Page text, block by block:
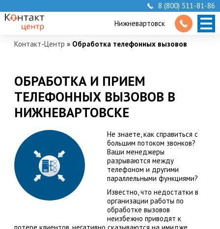
8 (800) 511-81-86
Нижневартовск
Контакт-Центр » Обработка телефонных вызовов
ОБРАБОТКА И ПРИЕМ
ТЕЛЕФОННЫХ ВЫЗОВОВ В
НИЖНЕВАРТОВСКЕ
Не знаете, как справиться с
большим потоком звонков?
Ваши менеджеры
разрываются между
телефоном и другими
параллельными функциями?
Известно, что недостатки в
организации работы по
обработке вызовов
неизбежно приводят к